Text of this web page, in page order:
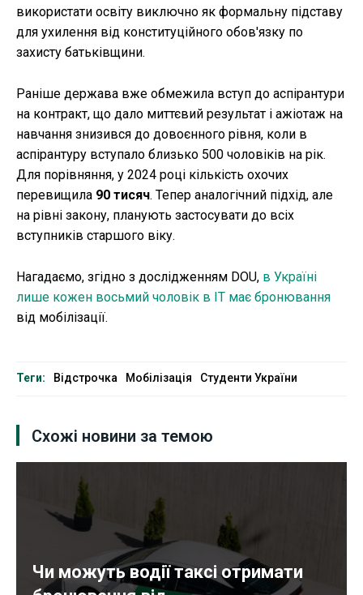
використати освіту виключно як формальну підставу
для ухилення від конституційного обов'язку по
захисту батьківщини.
Раніше держава вже обмежила вступ до аспірантури
на контракт, що дало миттєвий результат і ажіотаж на
навчання знизився до довоєнного рівня, коли в
аспірантуру вступало близько 500 чоловіків на рік.
Для порівняння, у 2024 році кількість охочих
перевищила 90 тисяч. Тепер аналогічний підхід, але
на рівні закону, планують застосувати до всіх
вступників старшого віку.
Нагадаємо, згідно з дослідженням DOU, в Україні
лише кожен восьмий чоловік в IT має бронювання
від мобілізації.
Теги: Відстрочка Мобілізація Студенти України
Схожі новини за темою
Чи можуть водії таксі отримати